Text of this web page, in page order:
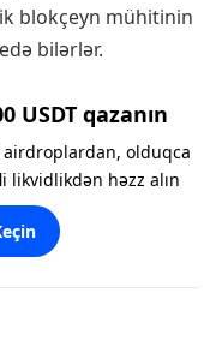
blokçeyn mühitinin
bilərlər.
USDT qazanın
olduqca
likvidlikdən həzz alın